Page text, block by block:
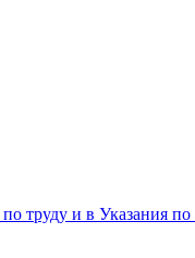
труду и в Указания